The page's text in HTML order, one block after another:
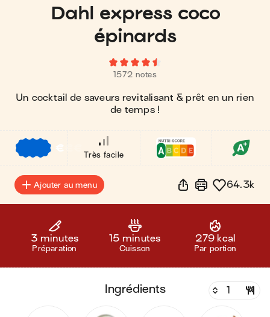
Dahl express coco
épinards
1572 notes
Un cocktail de saveurs revitalisant & prêt en un rien
de temps !
€
Très facile
Ajouter au menu 64.3k
3 minutes
Préparation
15 minutes
Cuisson
279 kcal
Par portion
ingrédients